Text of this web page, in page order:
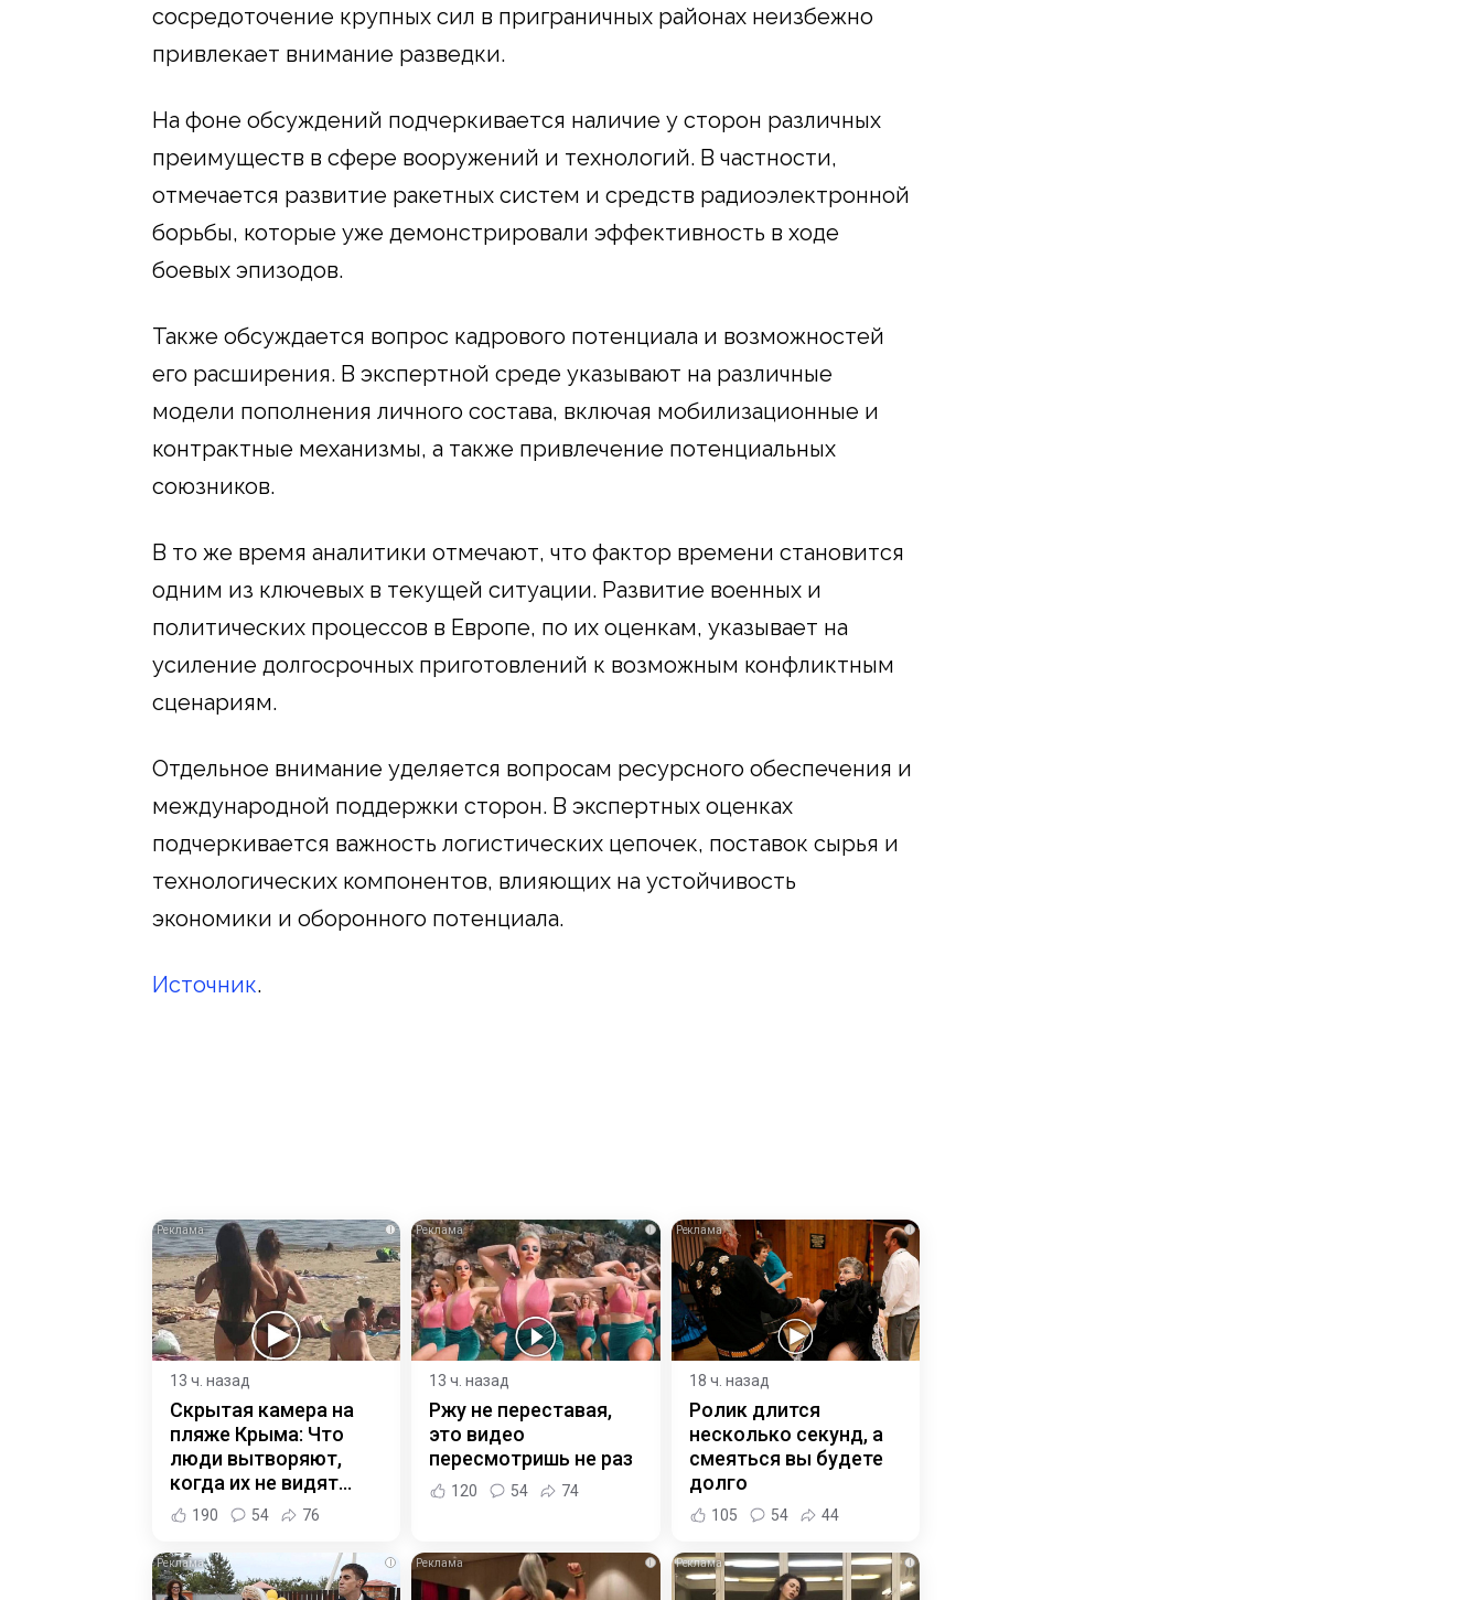
сосредоточение крупных сил в приграничных районах неизбежно
привлекает внимание разведки.
На фоне обсуждений подчеркивается наличие у сторон различных
преимуществ в сфере вооружений и технологий. В частности,
отмечается развитие ракетных систем и средств радиоэлектронной
борьбы, которые уже демонстрировали эффективность в ходе
боевых эпизодов.
Также обсуждается вопрос кадрового потенциала и возможностей
его расширения. В экспертной среде указывают на различные
модели пополнения личного состава, включая мобилизационные и
контрактные механизмы, а также привлечение потенциальных
союзников.
В то же время аналитики отмечают, что фактор времени становится
одним из ключевых в текущей ситуации. Развитие военных и
политических процессов в Европе, по их оценкам, указывает на
усиление долгосрочных приготовлений к возможным конфликтным
сценариям.
Отдельное внимание уделяется вопросам ресурсного обеспечения и
международной поддержки сторон. В экспертных оценках
подчеркивается важность логистических цепочек, поставок сырья и
технологических компонентов, влияющих на устойчивость
экономики и оборонного потенциала.
Источник.
i
13 ч. назад
Скрытая камера на
пляже Крыма: Что
люди вытворяют,
когда их не видят...
190 54 76
i
13 ч. назад
Ржу не переставая,
это видео
пересмотришь не раз
120 54 74
i
18 ч. назад
Ролик длится
несколько секунд, а
смеяться вы будете
долго
105 54 44
i i i